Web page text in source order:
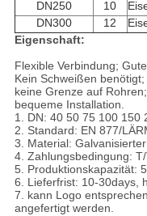
DN250 10
DN300
12
Eigenschaft:
Flexible Verbindung;
Kein Schweißen
keine Grenze auf
bequeme Installation.
1. DN: 40 50 75 100 150
2. Standard: EN 877/
3. Material:
4. Zahlungsbedingung:
5. Produktionskapazität:
6. Lieferfrist: 10-30days,
7. kann Logo
angefertigt werden.